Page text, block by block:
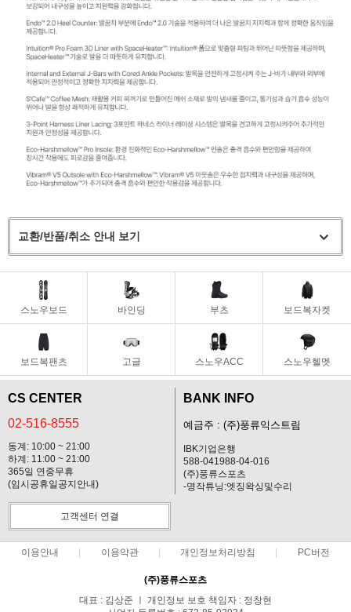
교환/반품/취소 안내 보기
스노우보드 바인딩 부츠 보드복자켓
보드복팬츠 고글 스노우ACC 스노우헬멧
CS CENTER
02-516-8555
동계: 10:00 ~ 21:00
하계: 11:00 ~ 21:00
365일 연중무휴
(임시공휴일공지안내)
BANK INFO
예금주 : (주)풍류익스트림
IBK기업은행
588-041988-04-016
(주)풍류스포츠
-명작튜닝:엣징왁싱및수리
고객센터 연결
이용안내 이용약관 개인정보처리방침 PC버전
(주)풍류스포츠
대표 : 김상준 ㅣ 개인정보 보호 책임자 : 정창현